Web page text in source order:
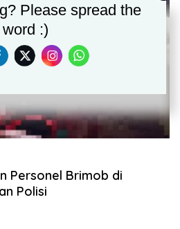
Personel Brimob di
Polisi
Please spread the
word :)